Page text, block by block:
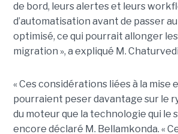
de bord, leurs alertes et leurs
d’automatisation avant de passer
optimisé, ce qui pourrait allonger
migration », a expliqué M.
« Ces considérations liées à la mise
pourraient peser davantage sur le
du moteur que la technologie qui le
encore déclaré M. Bellamkonda. «